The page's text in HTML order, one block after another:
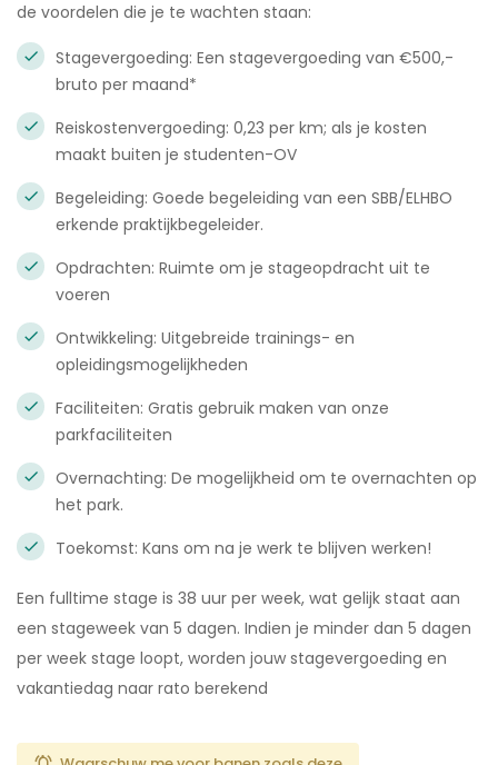
de voordelen die je te wachten staan:
Stagevergoeding: Een stagevergoeding van €500,-
bruto per maand*
Reiskostenvergoeding: 0,23 per km; als je kosten
maakt buiten je studenten-OV
Begeleiding: Goede begeleiding van een SBB/ELHBO
erkende praktijkbegeleider.
Opdrachten: Ruimte om je stageopdracht uit te
voeren
Ontwikkeling: Uitgebreide trainings- en
opleidingsmogelijkheden
Faciliteiten: Gratis gebruik maken van onze
parkfaciliteiten
Overnachting: De mogelijkheid om te overnachten op
het park.
Toekomst: Kans om na je werk te blijven werken!
Een fulltime stage is 38 uur per week, wat gelijk staat aan
een stageweek van 5 dagen. Indien je minder dan 5 dagen
per week stage loopt, worden jouw stagevergoeding en
vakantiedag naar rato berekend